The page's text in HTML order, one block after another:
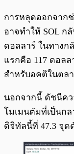
การหลุดออกจาก
อาจทำให้ SOL ก
ดอลลาร์ ในทางก
แรกคือ 117 ดอลล
สำหรับอคติในตล
นอกจากนี้ ดัชนีคว
โมเมนตัมที่เป็นกล
ดิจิทัลนี้ที่ 47.3 จุด